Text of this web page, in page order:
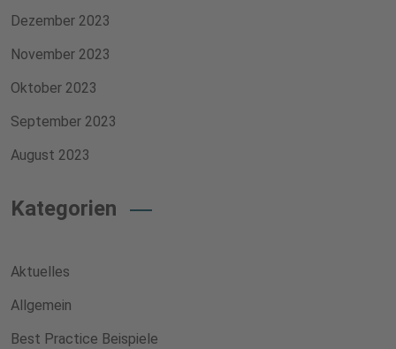
Dezember 2023
November 2023
Oktober 2023
September 2023
August 2023
Kategorien
Aktuelles
Allgemein
Best Practice Beispiele